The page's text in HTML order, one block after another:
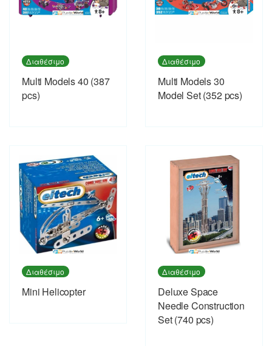
Διαθέσιμο
Multi Models 40 (387
pcs)
Διαθέσιμο
Multi Models 30
Model Set (352 pcs)
Διαθέσιμο
Mini Helicopter
Διαθέσιμο
Deluxe Space
Needle Construction
Set (740 pcs)